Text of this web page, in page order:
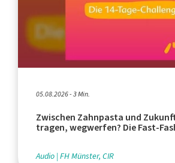
05.08.2026 - 3 Min.
Zwischen Zahnpasta und
tragen, wegwerfen? Die Fast-
Audio FH Münster, CIR